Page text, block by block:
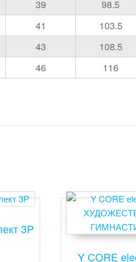
39
98.5
41
103.5
43
108.5
46 116
3P
Y CORE